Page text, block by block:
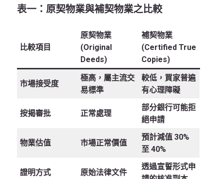
表一：原契物業與補契物業之比較
比較項目
原契物業
(Original
Deeds)
補契物業
(Certified True
Copies)
市場接受度
極高，屬主流交
易標準
較低，買家普遍
有心理障礙
按揭審批 正常處理
部分銀行可能拒
絕申請
物業估值 市場正常價值
預計減值 30%
至 40%
證明方式 原始法律文件
透過宣誓形式申